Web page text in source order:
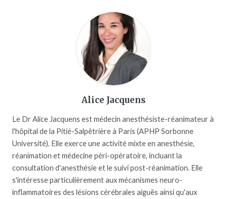
Alice Jacquens
Le Dr Alice Jacquens est médecin anesthésiste-réanimateur à
l'hôpital de la Pitié-Salpêtrière à Paris (APHP Sorbonne
Université). Elle exerce une activité mixte en anesthésie,
réanimation et médecine péri-opératoire, incluant la
consultation d'anesthésie et le suivi post-réanimation. Elle
s'intéresse particulièrement aux mécanismes neuro-
inflammatoires des lésions cérébrales aiguës ainsi qu'aux